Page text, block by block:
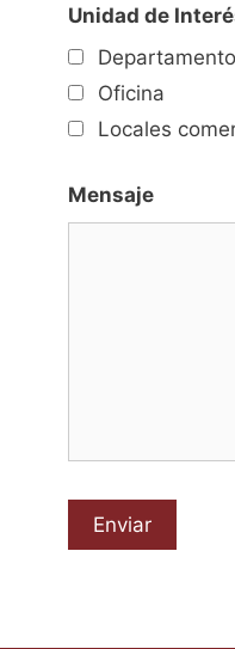
Unidad de
Oficina
Locales
Mensaje